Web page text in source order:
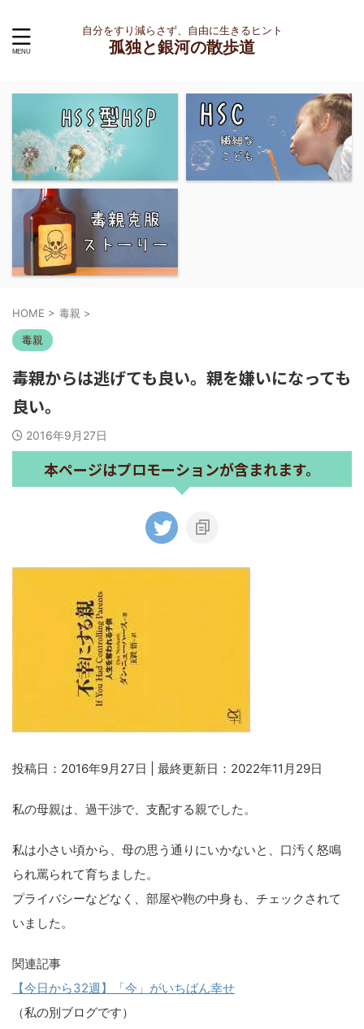
自分をすり減らさず、自由に生きるヒント
孤独と銀河の散歩道
HOME > 毒親 >
毒親
毒親からは逃げても良い。親を嫌いになっても
良い。
2016年9月27日
本ページはプロモーションが含まれます。
投稿日：2016年9月27日 | 最終更新日：2022年11月29日
私の母親は、過干渉で、支配する親でした。
私は小さい頃から、母の思う通りにいかないと、口汚く怒鳴
られ罵られて育ちました。
プライバシーなどなく、部屋や鞄の中身も、チェックされて
いました。
関連記事
【今日から32週】「今」がいちばん幸せ
（私の別ブログです）